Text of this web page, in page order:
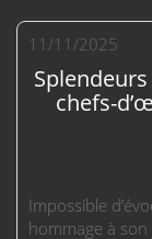
11/11/2025
chefs-
Impossible
hommage à son